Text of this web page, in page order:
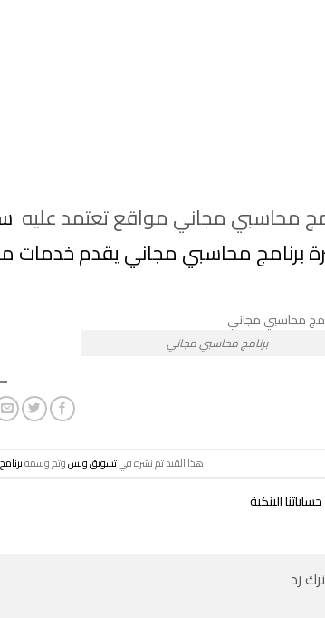
محاسبي مجاني مواقع تعتمد عليه
برنامج محاسبي مجاني يقدم خدمات
برنامج محاسبي مجاني
هذا القيد تم نشره فيتسويق وبسوتم وسمه
حساباتنا البنكية
رد